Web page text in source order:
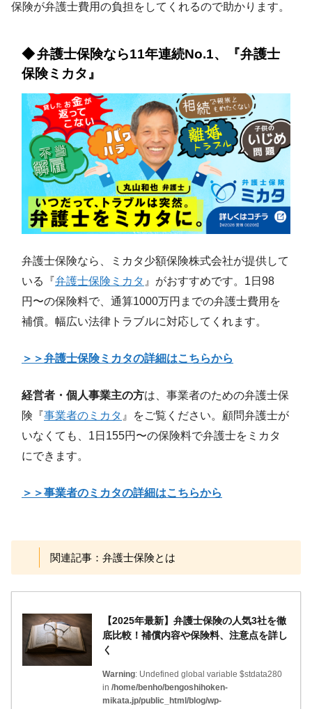
保険が弁護士費用の負担をしてくれるので助かります。
弁護士保険なら11年連続No.1、『弁護士
保険ミカタ』
弁護士保険なら、ミカタ少額保険株式会社が提供して
いる『弁護士保険ミカタ 』がおすすめです。1日98
円〜の保険料で、通算1000万円までの弁護士費用を
補償。幅広い法律トラブルに対応してくれます。
＞＞弁護士保険ミカタの詳細はこちらから
経営者・個人事業主の方は、事業者のための弁護士保
険『事業者のミカタ 』をご覧ください。顧問弁護士が
いなくても、1日155円〜の保険料で弁護士をミカタ
にできます。
＞＞事業者のミカタの詳細はこちらから
関連記事：弁護士保険とは
【2025年最新】弁護士保険の人気3社を徹
底比較！補償内容や保険料、注意点を詳し
く
Warning: Undefined global variable $stdata280
in /home/benho/bengoshihoken-
mikata.jp/public_html/blog/wp-